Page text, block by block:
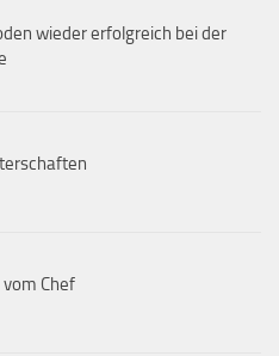
wieder erfolgreich bei der
Chef